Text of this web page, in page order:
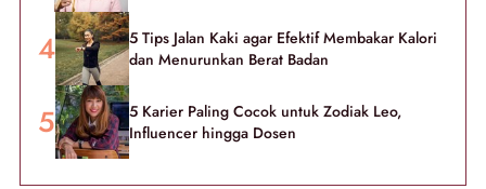
5 Tips Jalan Kaki agar Efektif Membakar Kalori
dan Menurunkan Berat Badan
5 Karier Paling Cocok untuk Zodiak Leo,
Influencer hingga Dosen